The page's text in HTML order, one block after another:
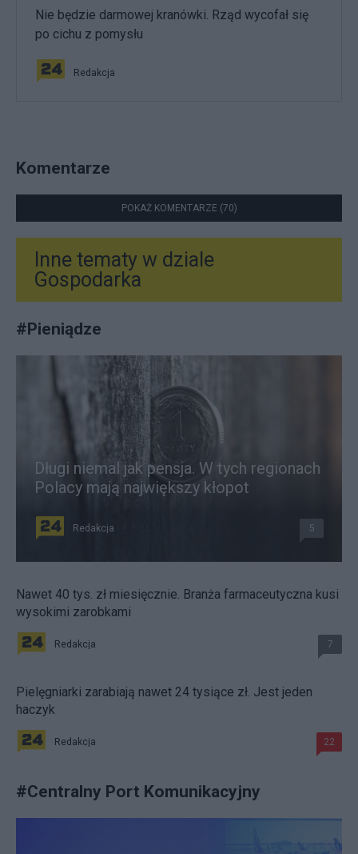
Nie będzie darmowej kranówki. Rząd wycofał się
po cichu z pomysłu
Redakcja
Komentarze
POKAŻ KOMENTARZE (70)
Inne tematy w dziale
Gospodarka
#Pieniądze
Długi niemal jak pensja. W tych regionach
Polacy mają największy kłopot
Redakcja 5
Nawet 40 tys. zł miesięcznie. Branża farmaceutyczna kusi
wysokimi zarobkami
Redakcja 7
Pielęgniarki zarabiają nawet 24 tysiące zł. Jest jeden
haczyk
Redakcja 22
#Centralny Port Komunikacyjny